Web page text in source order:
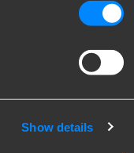
Show details